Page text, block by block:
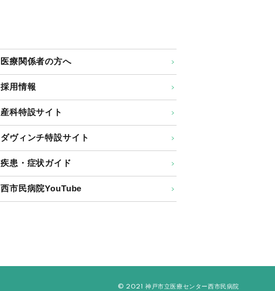
医療関係者の方へ
採用情報
産科特設サイト
ダヴィンチ特設サイト
疾患・症状ガイド
西市民病院YouTube
© 2021 神戸市立医療センター西市民病院